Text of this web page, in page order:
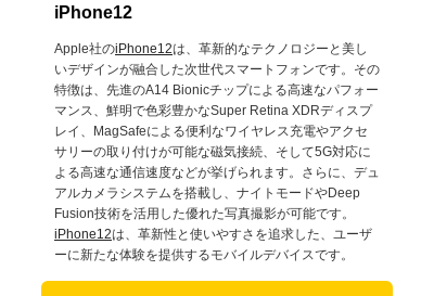
iPhone12
Apple社のiPhone12は、革新的なテクノロジーと美し
いデザインが融合した次世代スマートフォンです。その
特徴は、先進のA14 Bionicチップによる高速なパフォー
マンス、鮮明で色彩豊かなSuper Retina XDRディスプ
レイ、MagSafeによる便利なワイヤレス充電やアクセ
サリーの取り付けが可能な磁気接続、そして5G対応に
よる高速な通信速度などが挙げられます。さらに、デュ
アルカメラシステムを搭載し、ナイトモードやDeep
Fusion技術を活用した優れた写真撮影が可能です。
iPhone12は、革新性と使いやすさを追求した、ユーザ
ーに新たな体験を提供するモバイルデバイスです。